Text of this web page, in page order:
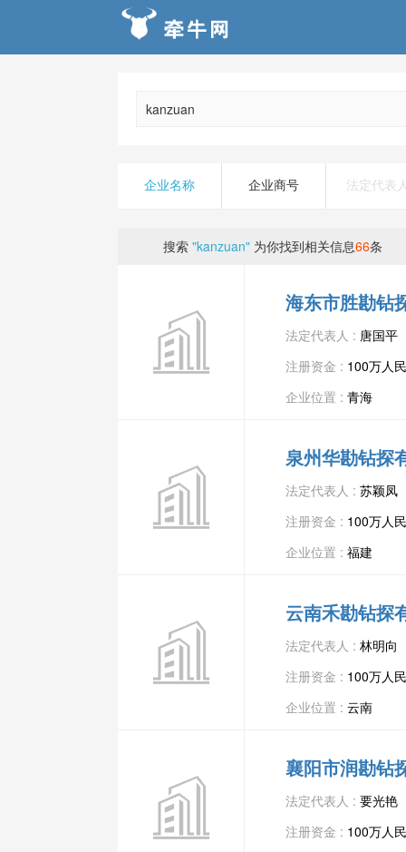
企业名称 企业商号 法定代表
搜索 "kanzuan" 为你找到相关信息66条
海东市胜勘钻
法定代表人 : 唐国平
注册资金 : 100万人
企业位置 : 青海
泉州华勘钻探
法定代表人 : 苏颖凤
注册资金 : 100万人
企业位置 : 福建
云南禾勘钻探
法定代表人 : 林明向
注册资金 : 100万人
企业位置 : 云南
襄阳市润勘钻
法定代表人 : 要光艳
注册资金 : 100万人